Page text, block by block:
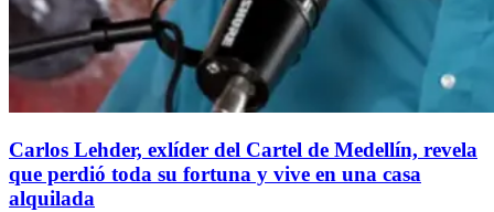
Carlos Lehder, exlíder del Cartel de Medellín, revela
que perdió toda su fortuna y vive en una casa
alquilada